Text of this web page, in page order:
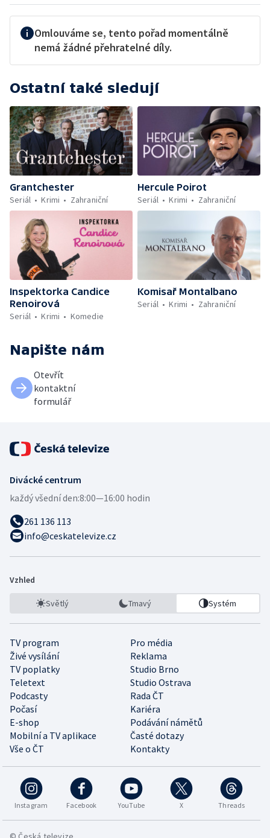
Omlouváme se, tento pořad momentálně
nemá žádné přehratelné díly.
Ostatní také sledují
Grantchester
Seriál
Krimi Zahraniční
Hercule Poirot
Seriál
Krimi Zahraniční
Inspektorka Candice
Renoirová
Seriál
Krimi Komedie
Komisař Montalbano
Seriál
Krimi Zahraniční
Napište nám
Otevřít
kontaktní
formulář
Divácké centrum
každý všední den:8:00—16:00 hodin
261 136 113
info@ceskatelevize.cz
Vzhled
Světlý Tmavý Systém
TV program
Pro média
Živé vysílání
Reklama
TV poplatky
Studio Brno
Teletext
Studio Ostrava
Podcasty
Rada ČT
Počasí
Kariéra
E-shop
Podávání námětů
Mobilní a TV aplikace
Časté dotazy
Vše o ČT
Kontakty
Instagram Facebook YouTube X Threads